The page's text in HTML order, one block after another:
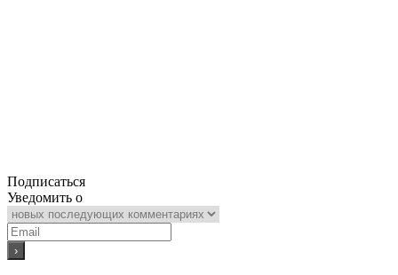
Подписаться
Уведомить о